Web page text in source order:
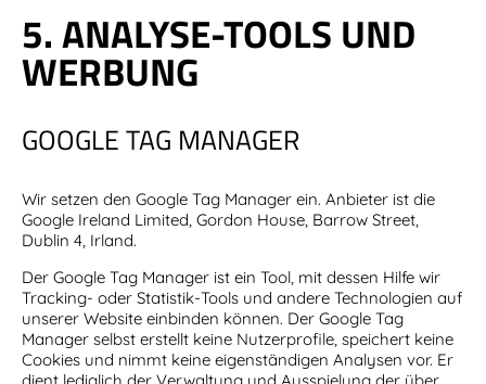
5. ANALYSE-TOOLS UND
WERBUNG
GOOGLE TAG MANAGER
Wir setzen den Google Tag Manager ein. Anbieter ist die
Google Ireland Limited, Gordon House, Barrow Street,
Dublin 4, Irland.
Der Google Tag Manager ist ein Tool, mit dessen Hilfe wir
Tracking- oder Statistik-Tools und andere Technologien auf
unserer Website einbinden können. Der Google Tag
Manager selbst erstellt keine Nutzerprofile, speichert keine
Cookies und nimmt keine eigenständigen Analysen vor. Er